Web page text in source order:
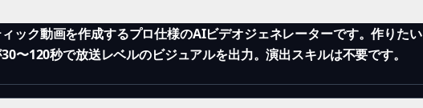
ック動画を作成するプロ仕様のAIビデオジェネレーターです。作りたい
〜120秒で放送レベルのビジュアルを出力。演出スキルは不要です。